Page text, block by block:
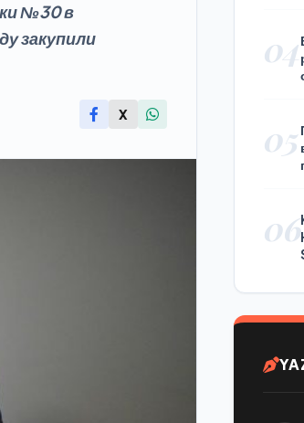
№30 в
закупили
X
04
05
06